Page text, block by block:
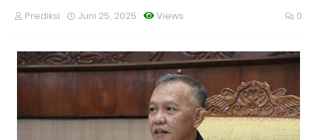
Prediksi Views
Juni 25, 2025 0